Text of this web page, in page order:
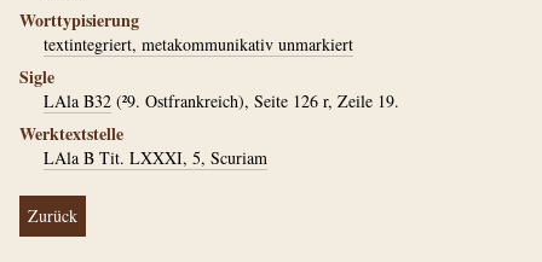
Worttypisierung
textintegriert, metakommunikativ unmarkiert
Sigle
LAla B32 (²9. Ostfrankreich), Seite 126 r, Zeile 19.
Werktextstelle
LAla B Tit. LXXXI, 5, Scuriam
Zurück